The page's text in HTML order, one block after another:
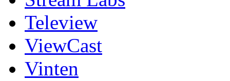
Teleview
ViewCast
Vinten